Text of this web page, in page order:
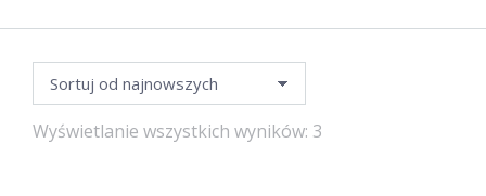
Wyświetlanie wszystkich wyników: 3